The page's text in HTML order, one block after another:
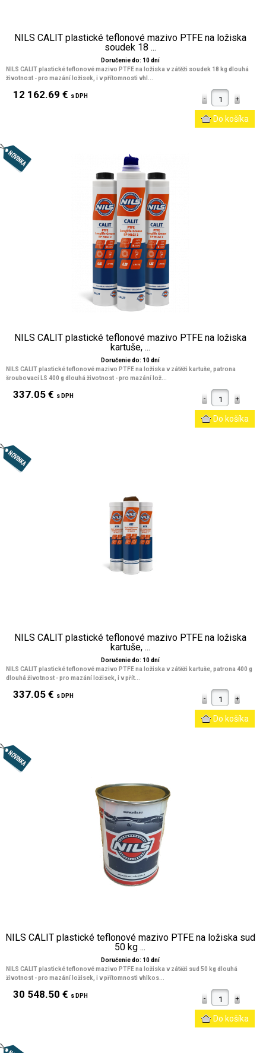
NILS CALIT plastické teflonové mazivo PTFE na ložiska
soudek 18 ...
Doručenie do: 10 dní
NILS CALIT plastické teflonové mazivo PTFE na ložiska v zátěži soudek 18 kg dlouhá
životnost - pro mazání ložisek, i v přítomnosti vhl...
12 162.69 € s DPH
NILS CALIT plastické teflonové mazivo PTFE na ložiska
kartuše, ...
Doručenie do: 10 dní
NILS CALIT plastické teflonové mazivo PTFE na ložiska v zátěži kartuše, patrona
šroubovací LS 400 g dlouhá životnost - pro mazání lož...
337.05 € s DPH
NILS CALIT plastické teflonové mazivo PTFE na ložiska
kartuše, ...
Doručenie do: 10 dní
NILS CALIT plastické teflonové mazivo PTFE na ložiska v zátěži kartuše, patrona 400 g
dlouhá životnost - pro mazání ložisek, i v přít...
337.05 € s DPH
NILS CALIT plastické teflonové mazivo PTFE na ložiska sud
50 kg ...
Doručenie do: 10 dní
NILS CALIT plastické teflonové mazivo PTFE na ložiska v zátěži sud 50 kg dlouhá
životnost - pro mazání ložisek, i v přítomnosti vhlkos...
30 548.50 € s DPH